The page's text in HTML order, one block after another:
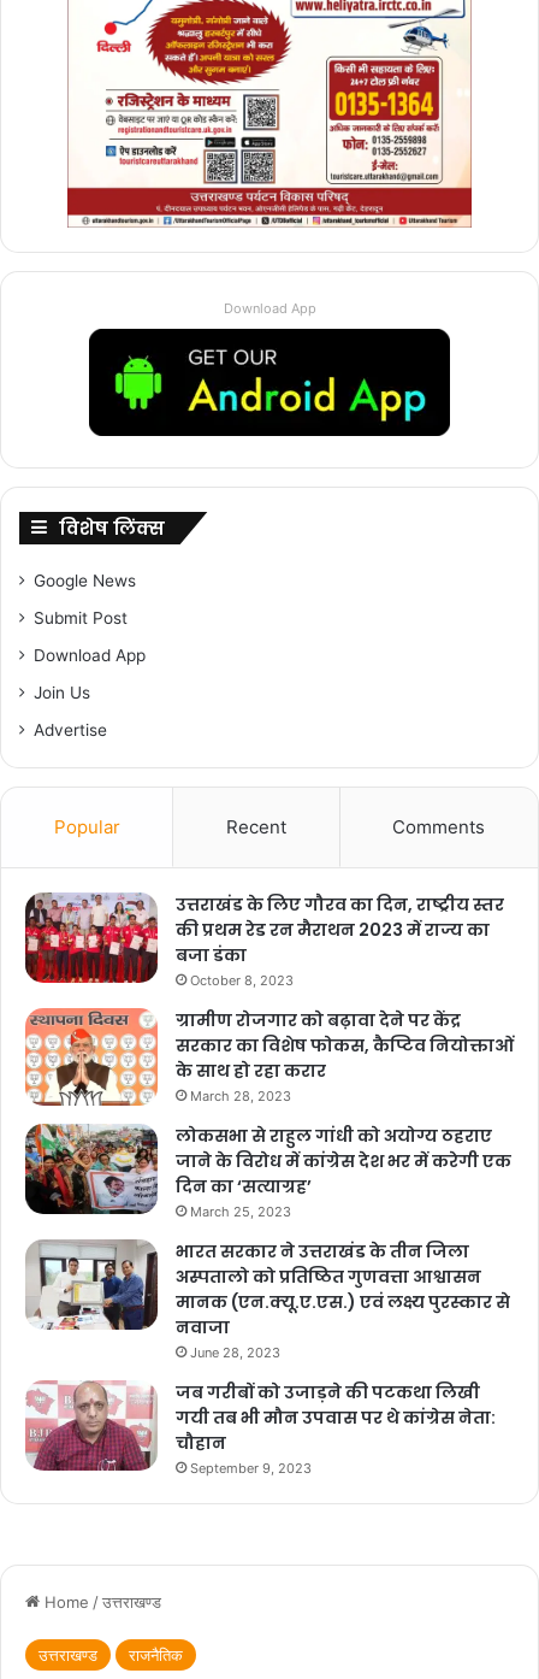
Download App
विशेष लिंक्स
Google News
Submit Post
Download App
Join Us
Advertise
Popular Recent Comments
उत्तराखंड के लिए गौरव का दिन, राष्ट्रीय स्तर
की प्रथम रेड रन मैराथन 2023 में राज्य का
बजा डंका
October 8, 2023
ग्रामीण रोजगार को बढ़ावा देने पर केंद्र
सरकार का विशेष फोकस, कैप्टिव नियोक्ताओं
के साथ हो रहा करार
March 28, 2023
लोकसभा से राहुल गांधी को अयोग्य ठहराए
जाने के विरोध में कांग्रेस देश भर में करेगी एक
दिन का ‘सत्याग्रह’
March 25, 2023
भारत सरकार ने उत्तराखंड के तीन जिला
अस्पतालो को प्रतिष्ठित गुणवत्ता आश्वासन
मानक (एन.क्यू.ए.एस.) एवं लक्ष्य पुरस्कार से
नवाजा
June 28, 2023
जब गरीबों को उजाड़ने की पटकथा लिखी
गयी तब भी मौन उपवास पर थे कांग्रेस नेता:
चौहान
September 9, 2023